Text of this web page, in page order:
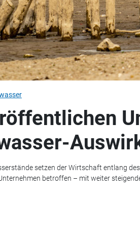
setzen der Wirtschaft entlang
betroffen – mit weiter